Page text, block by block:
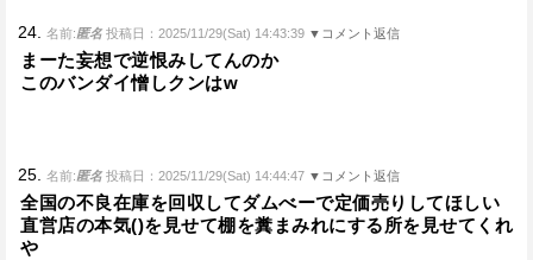
24. 名前:匿名 投稿日：2025/11/29(Sat) 14:43:39 ▼コメント返信
まーた妄想で逆恨みしてんのか
このバンダイ憎しクンはw
25. 名前:匿名 投稿日：2025/11/29(Sat) 14:44:47 ▼コメント返信
全国の不良在庫を回収してダムべーで定価売りしてほしい
直営店の本気()を見せて棚を糞まみれにする所を見せてくれ
や